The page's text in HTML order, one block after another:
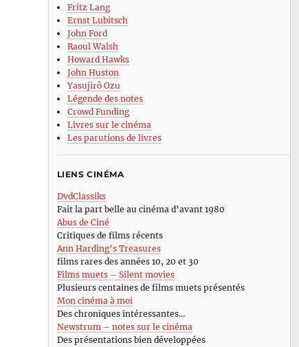
Fritz Lang
Ernst Lubitsch
John Ford
Raoul Walsh
Howard Hawks
John Huston
Yasujirô Ozu
Légende des notes
Crowd Funding
Livres sur le cinéma
Les parutions de livres
LIENS CINÉMA
DvdClassiks
Fait la part belle au cinéma d’avant 1980
Abus de Ciné
Critiques de films récents
Ann Harding’s Treasures
films rares des années 10, 20 et 30
Films muets – Silent movies
Plusieurs centaines de films muets présentés
Mon cinéma à moi
Des chroniques intéressantes…
Newstrum – notes sur le cinéma
Des présentations bien développées